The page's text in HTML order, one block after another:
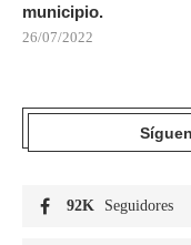
municipio.
26/07/2022
92K Seguidores